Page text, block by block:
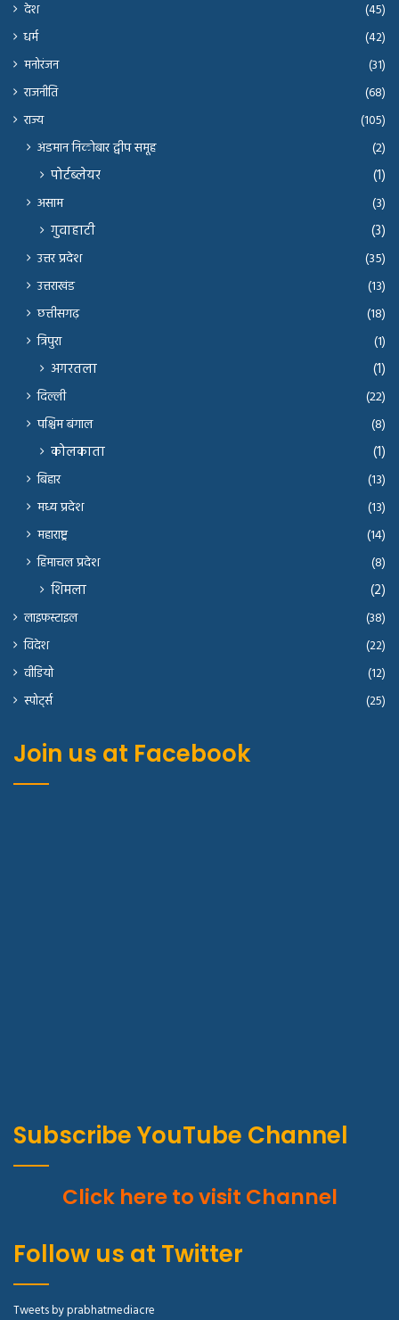
देश
(45)
धर्म
(42)
मनोरंजन
(31)
राजनीति
(68)
राज्य
(105)
अंडमान निकोबार द्वीप समूह (2)
पोर्टब्लेयर (1)
असाम (3)
गुवाहाटी (3)
उत्तर प्रदेश
(35)
उत्तराखंड
(13)
छत्तीसगढ़
(18)
त्रिपुरा
(1)
अगरतला (1)
दिल्ली
(22)
पश्चिम बंगाल
(8)
कोलकाता (1)
बिहार
(13)
मध्य प्रदेश
(13)
महाराष्ट्र
(14)
हिमाचल प्रदेश
(8)
शिमला (2)
लाइफस्टाइल
(38)
विदेश
(22)
वीडियो
(12)
स्पोर्ट्स
(25)
Join us at Facebook
Subscribe YouTube Channel
Click here to visit Channel
Follow us at Twitter
Tweets by prabhatmediacre